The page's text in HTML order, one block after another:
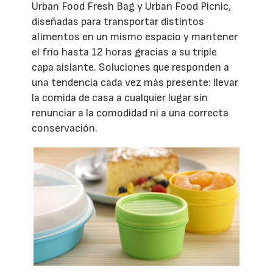
Urban Food Fresh Bag y Urban Food Picnic,
diseñadas para transportar distintos
alimentos en un mismo espacio y mantener
el frío hasta 12 horas gracias a su triple
capa aislante. Soluciones que responden a
una tendencia cada vez más presente: llevar
la comida de casa a cualquier lugar sin
renunciar a la comodidad ni a una correcta
conservación.